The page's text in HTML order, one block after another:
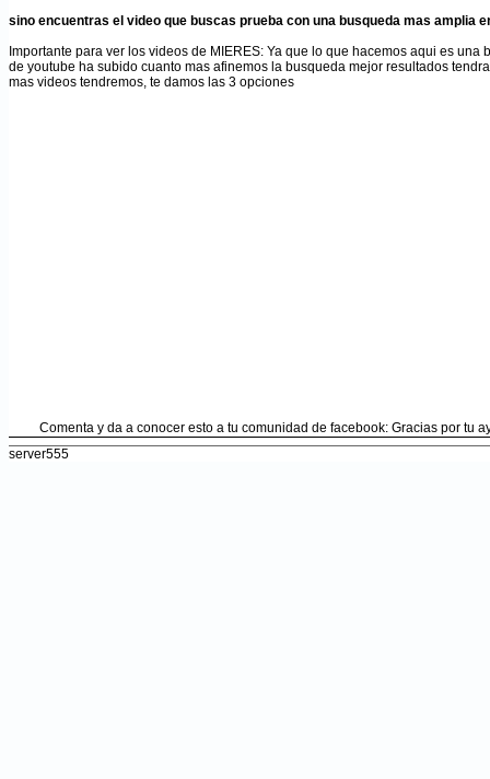
sino encuentras el video que buscas prueba con una busqueda mas amplia
Importante para ver los videos de MIERES: Ya que lo que hacemos aqui es una
de youtube ha subido cuanto mas afinemos la busqueda mejor resultados
mas videos tendremos, te damos las 3 opciones
Comenta y da a conocer esto a tu comunidad de facebook: Gracias por tu
server555